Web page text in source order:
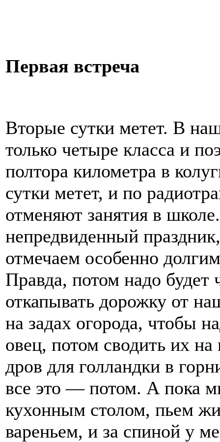
Первая встреча
Вторые сутки метет. В
только четыре класса и
полтора километра в
сутки метет, и по
отменяют занятия в
непредвиденный
отмечаем особенно
Правда, потом надо будет
откапывать дорожку от
на задах огорода, чтобы
овец, потом сводить их
дров для голландки в
все это — потом. А пока
кухонным столом, пьем
вареньем, и за спиной у